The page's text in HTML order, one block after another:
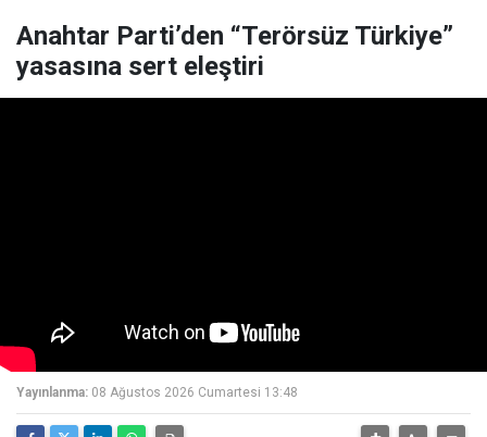
Anahtar Parti’den “Terörsüz Türkiye”
yasasına sert eleştiri
Yayınlanma: 08 Ağustos 2026 Cumartesi 13:48